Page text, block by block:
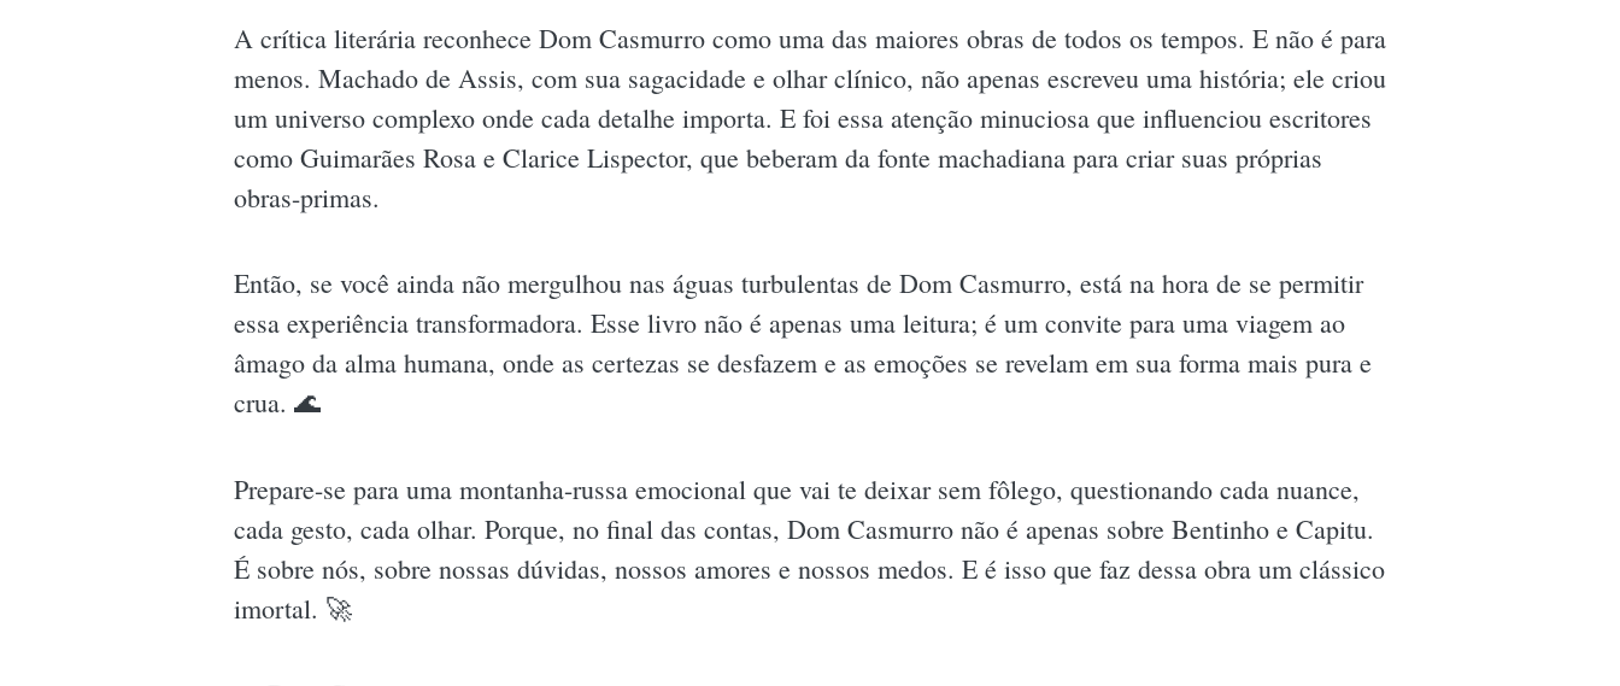
A crítica literária reconhece Dom Casmurro como uma das maiores obras de todos os tempos. E não é para
menos. Machado de Assis, com sua sagacidade e olhar clínico, não apenas escreveu uma história; ele criou
um universo complexo onde cada detalhe importa. E foi essa atenção minuciosa que influenciou escritores
como Guimarães Rosa e Clarice Lispector, que beberam da fonte machadiana para criar suas próprias
obras-primas.
Então, se você ainda não mergulhou nas águas turbulentas de Dom Casmurro, está na hora de se permitir
essa experiência transformadora. Esse livro não é apenas uma leitura; é um convite para uma viagem ao
âmago da alma humana, onde as certezas se desfazem e as emoções se revelam em sua forma mais pura e
crua. 🌊
Prepare-se para uma montanha-russa emocional que vai te deixar sem fôlego, questionando cada nuance,
cada gesto, cada olhar. Porque, no final das contas, Dom Casmurro não é apenas sobre Bentinho e Capitu.
É sobre nós, sobre nossas dúvidas, nossos amores e nossos medos. E é isso que faz dessa obra um clássico
imortal. 🚀